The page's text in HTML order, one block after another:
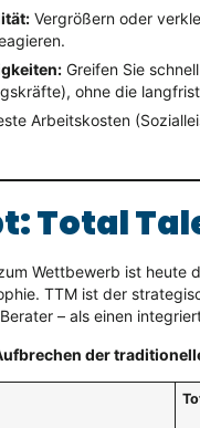
Vergrößern oder
Greifen Sie
ohne die
Arbeitskosten
Total
Wettbewerb ist heute
TTM ist der
– als einen
der